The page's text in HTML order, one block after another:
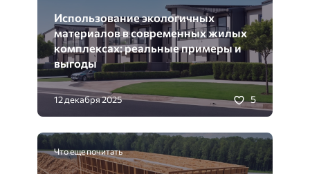
Использование экологичных
материалов в современных жилых
комплексах: реальные примеры и
выгоды
12 декабря 2025 5
Что еще почитать